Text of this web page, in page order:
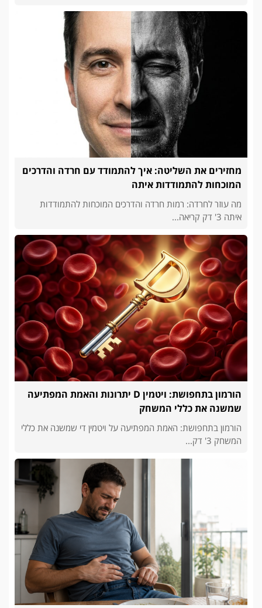
מחזירים את השליטה: איך להתמודד עם חרדה והדרכים
המוכחות להתמודדות איתה
מה עוזר לחרדה: רמות חרדה והדרכים המוכחות להתמודדות
איתה 3' דק קריאה...
הורמון בתחפושת: ויטמין D יתרונות והאמת המפתיעה
שמשנה את כללי המשחק
הורמון בתחפושת: האמת המפתיעה על ויטמין די שמשנה את כללי
המשחק 3' דק...